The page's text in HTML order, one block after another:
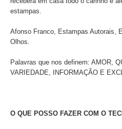
estampas.
Afonso Franco, Estampas Autorais,
Olhos.
Palavras que nos definem: AMOR,
VARIEDADE, INFORMAÇÃO E
O QUE POSSO FAZER COM O